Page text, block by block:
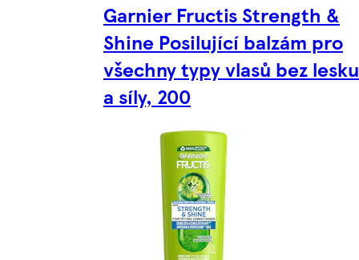
Garnier Fructis Strength &
Shine Posilující balzám pro
všechny typy vlasů bez lesku
a síly, 200